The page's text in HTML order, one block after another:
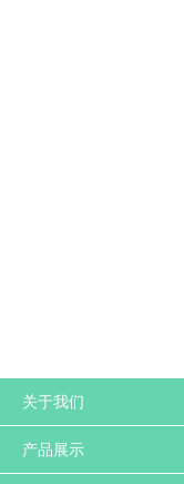
关于我们
产品展示